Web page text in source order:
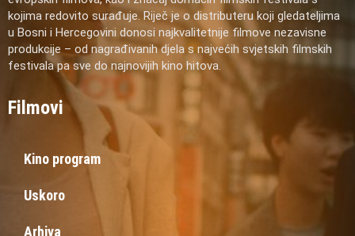
kojima redovito surađuje. Riječ je o distributeru koji gledateljima
u Bosni i Hercegovini donosi najkvalitetnije filmove nezavisne
produkcije – od nagrađivanih djela s najvećih svjetskih filmskih
festivala pa sve do najnovijih kino hitova.
Filmovi
Kino program
Uskoro
Arhiva